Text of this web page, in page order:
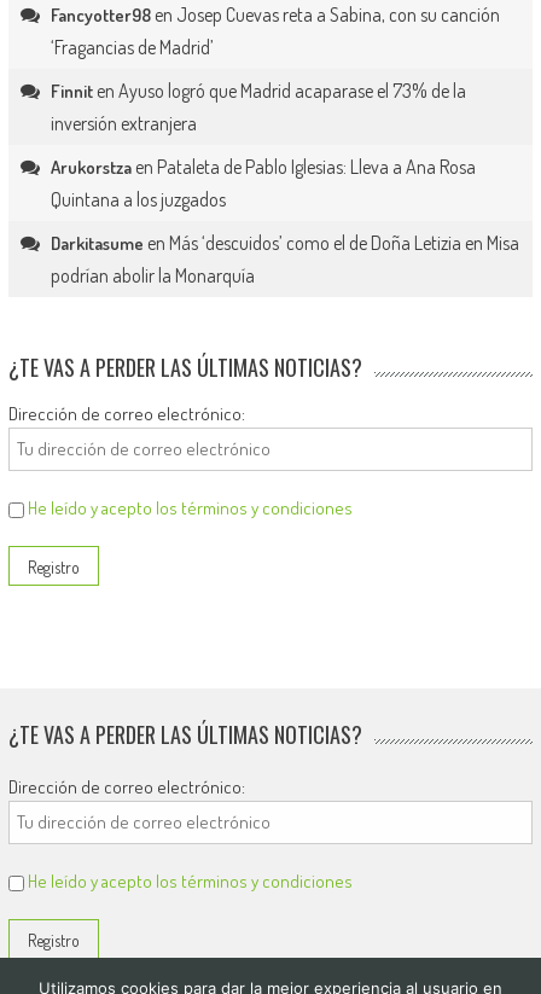
Fancyotter98en Josep Cuevas reta a Sabina, con su canción
‘Fragancias de Madrid’
Finniten Ayuso logró que Madrid acaparase el 73% de la
inversión extranjera
Arukorstzaen Pataleta de Pablo Iglesias: Lleva a Ana Rosa
Quintana a los juzgados
Darkitasume en Más ‘descuidos’ como el de Doña Letizia en Misa
podrían abolir la Monarquía
¿TE VAS A PERDER LAS ÚLTIMAS NOTICIAS?
Dirección de correo electrónico:
He leído y acepto los términos y condiciones
¿TE VAS A PERDER LAS ÚLTIMAS NOTICIAS?
Dirección de correo electrónico:
He leído y acepto los términos y condiciones
Utilizamos cookies para dar la mejor experiencia al usuario en